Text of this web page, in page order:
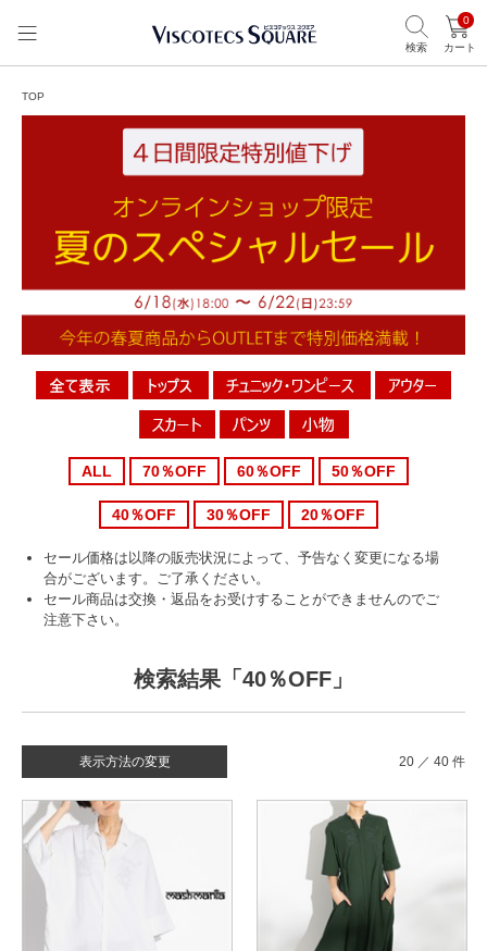
検索
0
カート
TOP
ALL 70％OFF 60％OFF 50％OFF
40％OFF 30％OFF 20％OFF
セール価格は以降の販売状況によって、予告なく変更になる場
合がございます。ご了承ください。
セール商品は交換・返品をお受けすることができませんのでご
注意下さい。
検索結果「40％OFF」
表示方法の変更 20 ／ 40 件